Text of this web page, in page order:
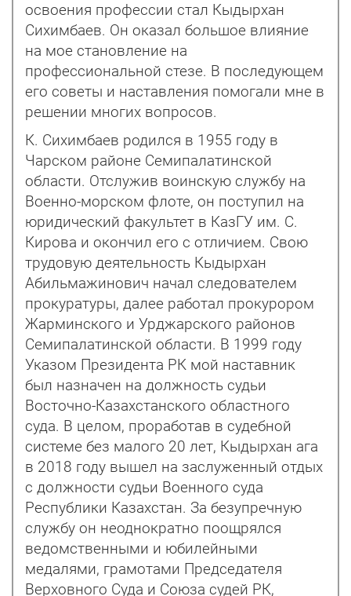
освоения профессии стал Кыдырхан
Сихимбаев. Он оказал большое влияние
на мое становление на
профессиональной стезе. В последующем
его советы и наставления помогали мне в
решении многих вопросов.
К. Сихимбаев родился в 1955 году в
Чарском районе Семипалатинской
области. Отслужив воинскую службу на
Военно-морском флоте, он поступил на
юридический факультет в КазГУ им. С.
Кирова и окончил его с отличием. Свою
трудовую деятельность Кыдырхан
Абильмажинович начал следователем
прокуратуры, далее работал прокурором
Жарминского и Урджарского районов
Семипалатинской области. В 1999 году
Указом Президента РК мой наставник
был назначен на должность судьи
Восточно-Казахстанского областного
суда. В целом, проработав в судебной
системе без малого 20 лет, Кыдырхан ага
в 2018 году вышел на заслуженный отдых
с должности судьи Военного суда
Республики Казахстан. За безупречную
службу он неоднократно поощрялся
ведомственными и юбилейными
медалями, грамотами Председателя
Верховного Суда и Союза судей РК,